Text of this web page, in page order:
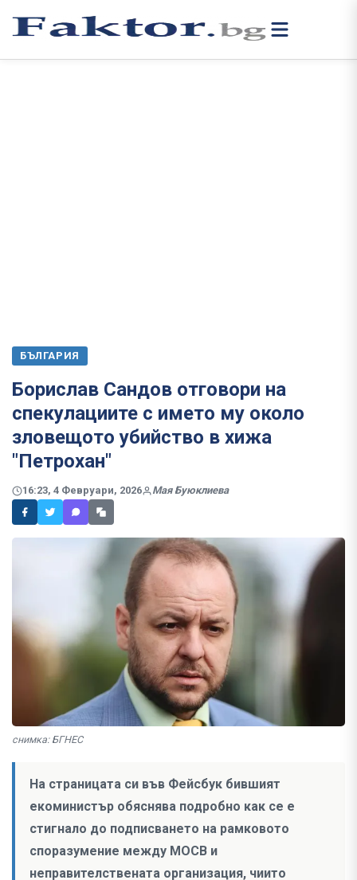
БЪЛГАРИЯ
Борислав Сандов отговори на
спекулациите с името му около
зловещото убийство в хижа
"Петрохан"
16:23, 4 Февруари, 2026 Мая Буюклиева
снимка: БГНЕС
На страницата си във Фейсбук бившият
екоминистър обяснява подробно как се е
стигнало до подписването на рамковото
споразумение между МОСВ и
неправителствената организация, чиито